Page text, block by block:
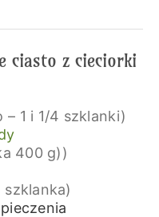
ciasto z cieciorki
– 1 i 1/4 szklanki)
400 g))
szklanka)